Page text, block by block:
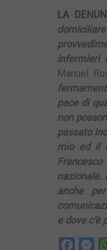
LA
infermieri
Manuel
pace di
non
passato
mio ed il
nazionale.
anche
e dove c’è